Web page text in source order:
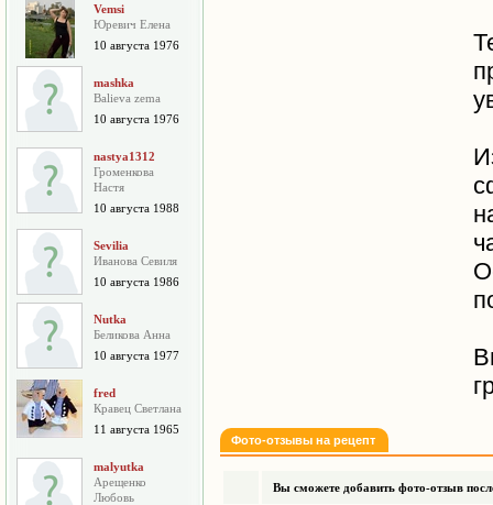
Vemsi
Юревич Елена
10 августа 1976
mashka
Balieva zema
10 августа 1976
nastya1312
Громенкова
Настя
10 августа 1988
Sevilia
Иванова Севиля
10 августа 1986
Nutka
Беликова Анна
10 августа 1977
fred
Кравец Светлана
11 августа 1965
malyutka
Арещенко
Любовь
Фото-отзывы на рецепт
Вы сможете добавить фото-отзыв